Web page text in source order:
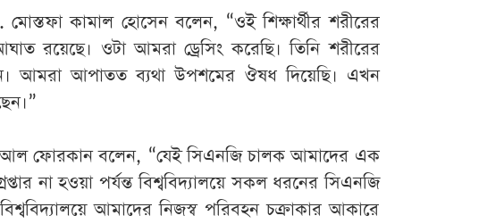
কামাল হোসেন বলেন, “ওই শিক্ষার্থীর শরীরের
রয়েছে। ওটা আমরা ড্রেসিং করেছি। তিনি শরীরের
আমরা আপাতত ব্যথা উপশমের ঔষধ দিয়েছি। এখন
আল ফোরকান বলেন, “যেই সিএনজি চালক আমাদের এক
না হওয়া পর্যন্ত বিশ্ববিদ্যালয়ে সকল ধরনের সিএনজি
আমাদের নিজস্ব পরিবহন চক্রাকার আকারে